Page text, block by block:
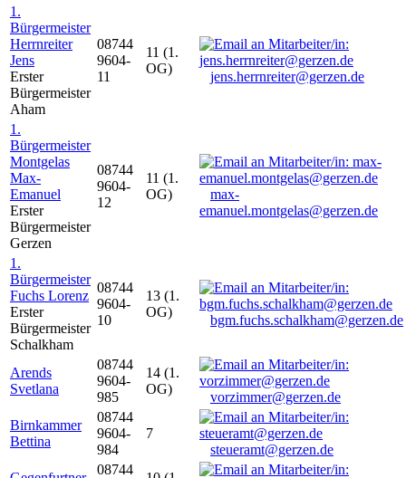
1.
Bürgermeister
Herrnreiter
Jens
Erster
Bürgermeister
Aham
08744
9604-
11
11 (1.
OG)
jens.herrnreiter@gerzen.de
1.
Bürgermeister
Montgelas
Max-
Emanuel
Erster
Bürgermeister
Gerzen
08744
9604-
12
11 (1.
OG)
max-
emanuel.montgelas@gerzen.de
1.
Bürgermeister
Fuchs Lorenz
Erster
Bürgermeister
Schalkham
08744
9604-
10
13 (1.
OG)
bgm.fuchs.schalkham@gerzen.de
Arends
Svetlana
08744
9604-
985
14 (1.
OG)
vorzimmer@gerzen.de
Birnkammer
Bettina
08744
9604-
984
7
steueramt@gerzen.de
08744